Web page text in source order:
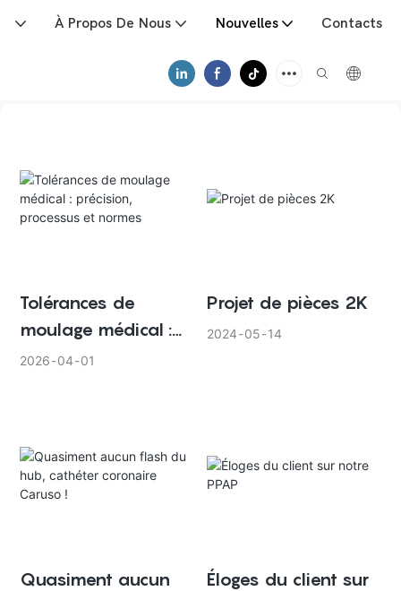
À Propos De Nous Nouvelles Contacts
Tolérances de
moulage médical :
précision, processus
2026 04 01
Projet de pièces 2K
2024 05 14
Quasiment aucun
Éloges du client sur